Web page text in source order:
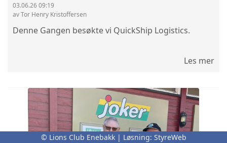
03.06.26 09:19
av Tor Henry Kristoffersen
Denne Gangen besøkte vi QuickShip Logistics.
Les mer
© Lions Club Enebakk | Løsning: StyreWeb